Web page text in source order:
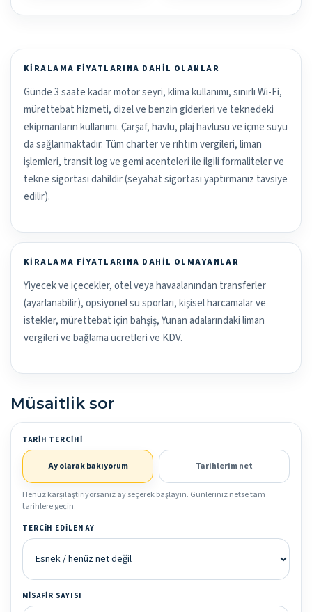
KIRALAMA FIYATLARINA DAHIL OLANLAR
Günde 3 saate kadar motor seyri, klima kullanımı, sınırlı Wi-Fi,
mürettebat hizmeti, dizel ve benzin giderleri ve teknedeki
ekipmanların kullanımı. Çarşaf, havlu, plaj havlusu ve içme suyu
da sağlanmaktadır. Tüm charter ve rıhtım vergileri, liman
işlemleri, transit log ve gemi acenteleri ile ilgili formaliteler ve
tekne sigortası dahildir (seyahat sigortası yaptırmanız tavsiye
edilir).
KIRALAMA FIYATLARINA DAHIL OLMAYANLAR
Yiyecek ve içecekler, otel veya havaalanından transferler
(ayarlanabilir), opsiyonel su sporları, kişisel harcamalar ve
istekler, mürettebat için bahşiş, Yunan adalarındaki liman
vergileri ve bağlama ücretleri ve KDV.
Müsaitlik sor
TARIH TERCIHI
Ay olarak bakıyorum Tarihlerim net
Henüz karşılaştırıyorsanız ay seçerek başlayın. Günleriniz netse tam
tarihlere geçin.
TERCIH EDILEN AY
MISAFIR SAYISI